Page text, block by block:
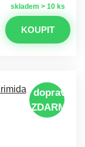
skladem > 10 ks
KOUPIT
doprava
ZDARMA